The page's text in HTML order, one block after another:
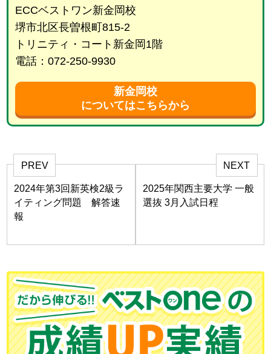
ECCベストワン新金岡校
堺市北区長曽根町815-2
トリニティ・コート新金岡1階
電話：072-250-9930
新金岡校
についてはこちらから
PREV
2024年第3回新英検2級ラ
イティング問題 解答速
報
NEXT
2025年関西主要大学 一般
選抜 3月入試日程